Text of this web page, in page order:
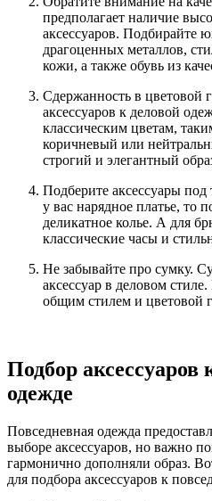
предполагает наличие
аксессуаров. Подбирайте
драгоценных металлов,
кожи, а также обувь из
Сдержанность в цветовой
аксессуаров к деловой
классическим цветам,
коричневый или
строгий и элегантный
Подберите аксессуары
у вас нарядное платье, то
деликатное колье. А для
классические часы и
Не забывайте про сумку.
аксессуар в деловом
общим стилем и цветовой
Подбор аксессуаров
одежде
Повседневная одежда
выборе аксессуаров, но важно
гармонично дополняли образ.
для подбора аксессуаров к